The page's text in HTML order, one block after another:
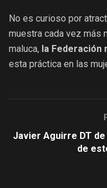
No es curioso por
muestra cada vez más
maluca, la Federación
esta práctica en las
Javier Aguirre DT
de